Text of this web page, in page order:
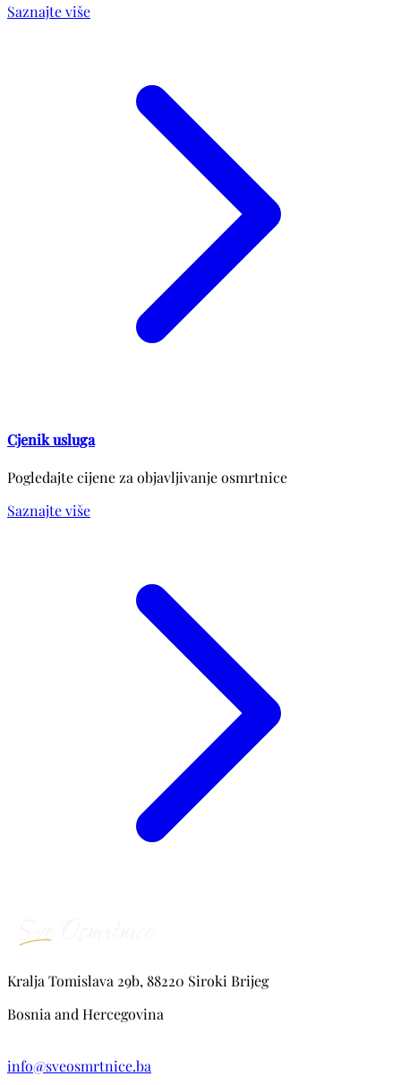
Saznajte više
Cjenik usluga
Pogledajte cijene za objavljivanje osmrtnice
Saznajte više
Kralja Tomislava 29b, 88220 Siroki Brijeg
Bosnia and Hercegovina
info@sveosmrtnice.ba